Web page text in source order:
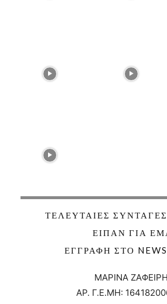
ΤΕΛΕΥΤΑΊΕΣ
ΕΊΠΑΝ ΓΙΑ
ΕΓΓΡΑΦΉ ΣΤΟ
ΜΑΡΙΝΑ ΖΑΦΕΙΡΗ
ΑΡ. Γ.Ε.ΜΗ: